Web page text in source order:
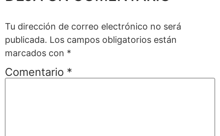
Tu dirección de correo electrónico no será
publicada. Los campos obligatorios están
marcados con *
Comentario *